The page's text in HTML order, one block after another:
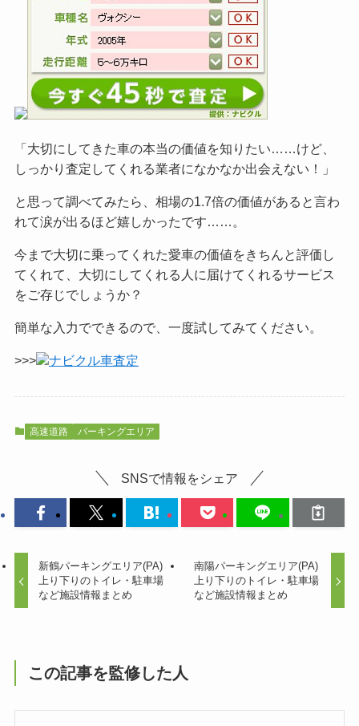
「大切にしてきた車の本当の価値を知りたい……けど、
しっかり査定してくれる業者になかなか出会えない！」
と思って調べてみたら、相場の1.7倍の価値があると言わ
れて涙が出るほど嬉しかったです……。
今まで大切に乗ってくれた愛車の価値をきちんと評価し
てくれて、大切にしてくれる人に届けてくれるサービス
をご存じでしょうか？
簡単な入力でできるので、一度試してみてください。
>>> ナビクル車査定
高速道路 パーキングエリア
SNSで情報をシェア
新鶴パーキングエリア(PA)
上り下りのトイレ・駐車場
など施設情報まとめ
南陽パーキングエリア(PA)
上り下りのトイレ・駐車場
など施設情報まとめ
この記事を監修した人